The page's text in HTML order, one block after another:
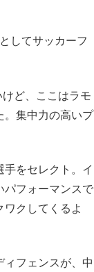
してサッカーフ
ど、ここはラモ
集中力の高いプ
をセレクト。イ
パフォーマンスで
クしてくるよ
フェンスが、中